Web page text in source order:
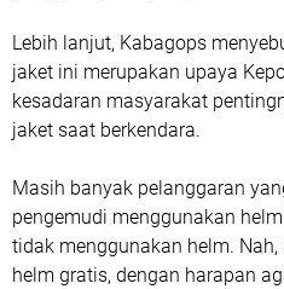
Lebih lanjut, Kabagops
jaket ini merupakan upaya
kesadaran masyarakat
jaket saat berkendara.
Masih banyak pelanggaran
pengemudi menggunakan
tidak menggunakan helm.
helm gratis, dengan harapan